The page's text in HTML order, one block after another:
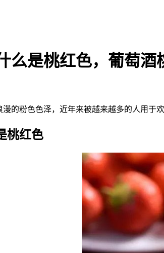
么是桃红色，葡萄酒
的粉色色泽，近年来被越来越多的人用于
桃红色